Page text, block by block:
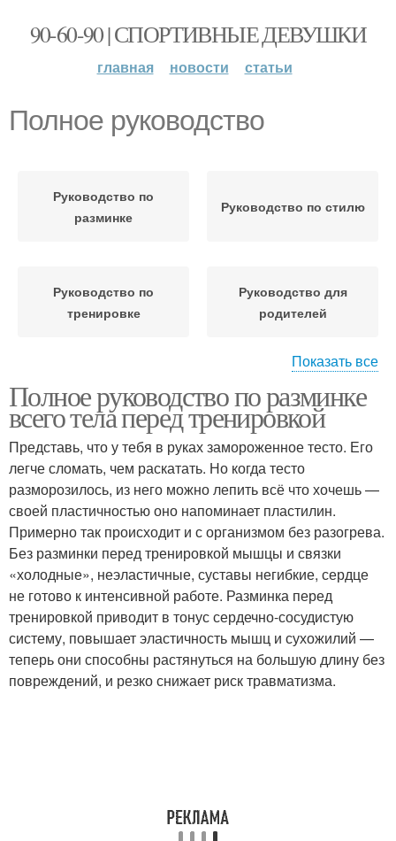
90-60-90 | СПОРТИВНЫЕ ДЕВУШКИ
главная новости статьи
Полное руководство
Руководство по
разминке
Руководство по стилю
Руководство по
тренировке
Руководство для
родителей
использованию
Показать все
Полное руководство по разминке
всего тела перед тренировкой
Представь, что у тебя в руках замороженное тесто. Его
легче сломать, чем раскатать. Но когда тесто
разморозилось, из него можно лепить всё что хочешь —
своей пластичностью оно напоминает пластилин.
Примерно так происходит и с организмом без разогрева.
Без разминки перед тренировкой мышцы и связки
«холодные», неэластичные, суставы негибкие, сердце
не готово к интенсивной работе. Разминка перед
тренировкой приводит в тонус сердечно-сосудистую
систему, повышает эластичность мышц и сухожилий —
теперь они способны растянуться на большую длину без
повреждений, и резко снижает риск травматизма.